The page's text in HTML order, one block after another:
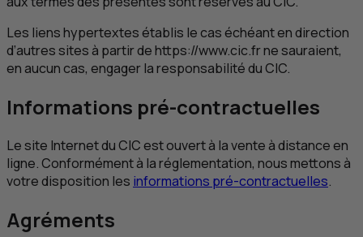
Les liens hypertextes établis le cas échéant en direction
d’autres sites à partir de https://www.cic.fr ne sauraient,
en aucun cas, engager la responsabilité duCIC.
Informations pré-contractuelles
Le site Internet duCICest ouvert à la vente à distance en
ligne. Conformément à la réglementation, nous mettons à
votre disposition les informations pré-contractuelles.
Agréments